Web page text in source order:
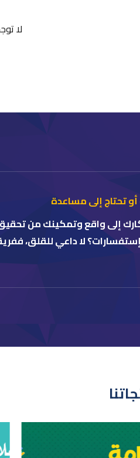
لا
تحتاج إلى مساعدة
إلى واقع وتمكينك من
لا داعي للقلق،